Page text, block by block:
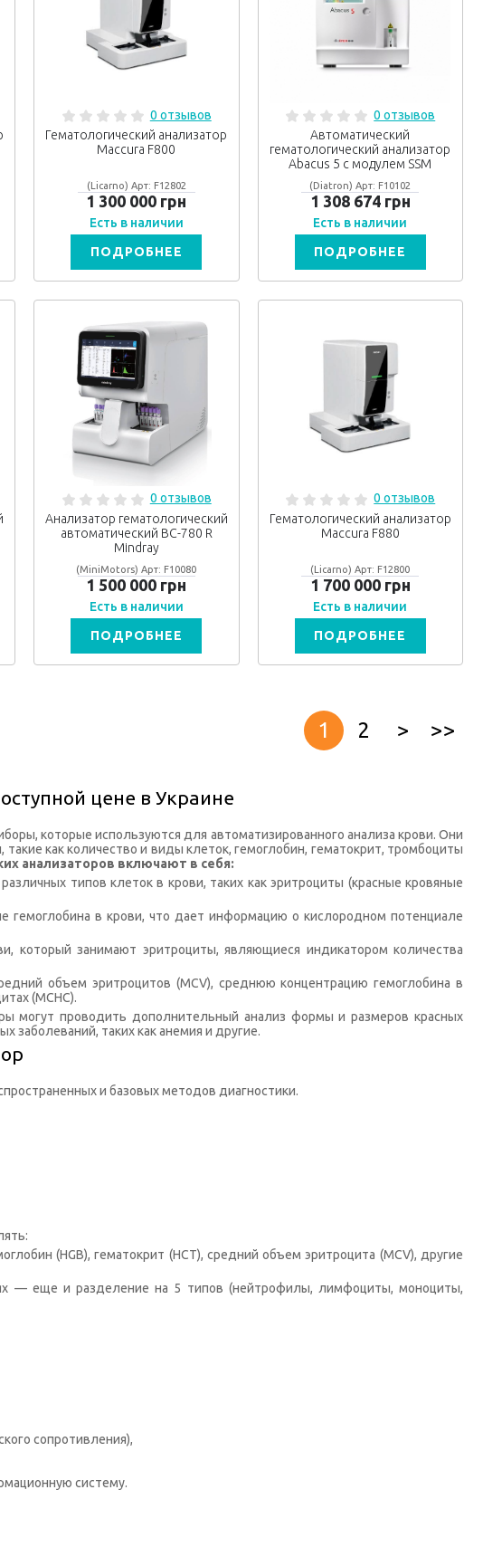
0 отзывов
Гематологический анализатор
Maccura F800
(Licarno) Арт: F12802
1 300 000 грн
Есть в наличии
ПОДРОБНЕЕ
0 отзывов
Автоматический
гематологический анализатор
Abacus 5 с модулем SSM
(Diatron) Арт: F10102
1 308 674 грн
Есть в наличии
ПОДРОБНЕЕ
0 отзывов
Анализатор гематологический
автоматический ВС-780 R
Mindray
(MiniMotors) Арт: F10080
1 500 000 грн
Есть в наличии
ПОДРОБНЕЕ
0 отзывов
Гематологический анализатор
Maccura F880
(Licarno) Арт: F12800
1 700 000 грн
Есть в наличии
ПОДРОБНЕЕ
1 2 > >>
цене в Украине
которые используются для автоматизированного анализа крови. Они
как количество и виды клеток, гемоглобин, гематокрит, тромбоциты
анализаторов включают в себя:
типов клеток в крови, таких как эритроциты (красные кровяные
гемоглобина в крови, что дает информацию о кислородном потенциале
который занимают эритроциты, являющиеся индикатором количества
объем эритроцитов (MCV), среднюю концентрацию гемоглобина в
(MCHC).
могут проводить дополнительный анализ формы и размеров красных
заболеваний, таких как анемия и другие.
и базовых методов диагностики.
(HGB), гематокрит (HCT), средний объем эритроцита (MCV), другие
— еще и разделение на 5 типов (нейтрофилы, лимфоциты, моноциты,
сопротивления),
систему.